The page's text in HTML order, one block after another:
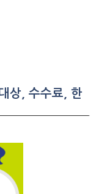
상, 수수료, 한